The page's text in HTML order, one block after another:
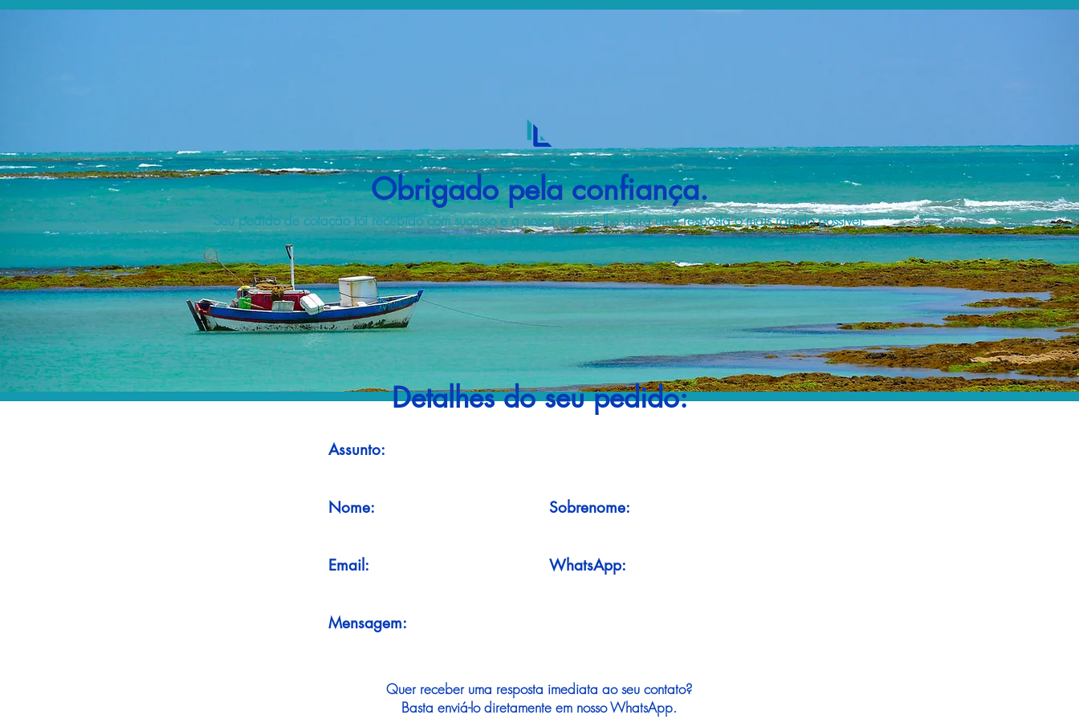
Obrigado pela confiança.
Seu pedido de cotação foi recebido com sucesso e a nossa equipe lhe dará uma resposta o mais rápido possível.
Detalhes do seu pedido:
Assunto:
Nome: Sobrenome:
Email: WhatsApp:
Mensagem:
Quer receber uma resposta imediata ao seu contato?
Basta enviá-lo diretamente em nosso WhatsApp.